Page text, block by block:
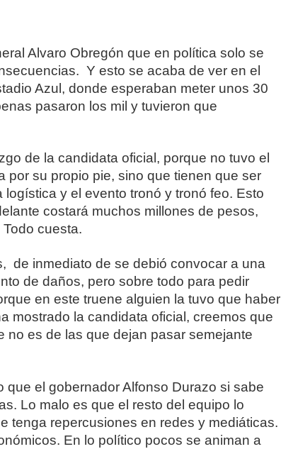
Alvaro Obregón que en política solo se
Y esto se acaba de ver en el
Azul, donde esperaban meter unos 30
pasaron los mil y tuvieron que
de la candidata oficial, porque no tuvo el
por su propio pie, sino que tienen que ser
y el evento tronó y tronó feo. Esto
costará muchos millones de pesos,
cuesta.
de inmediato de se debió convocar a una
de daños, pero sobre todo para pedir
en este truene alguien la tuvo que haber
mostrado la candidata oficial, creemos que
no es de las que dejan pasar semejante
el gobernador Alfonso Durazo si sabe
Lo malo es que el resto del equipo lo
tenga repercusiones en redes y mediáticas.
En lo político pocos se animan a